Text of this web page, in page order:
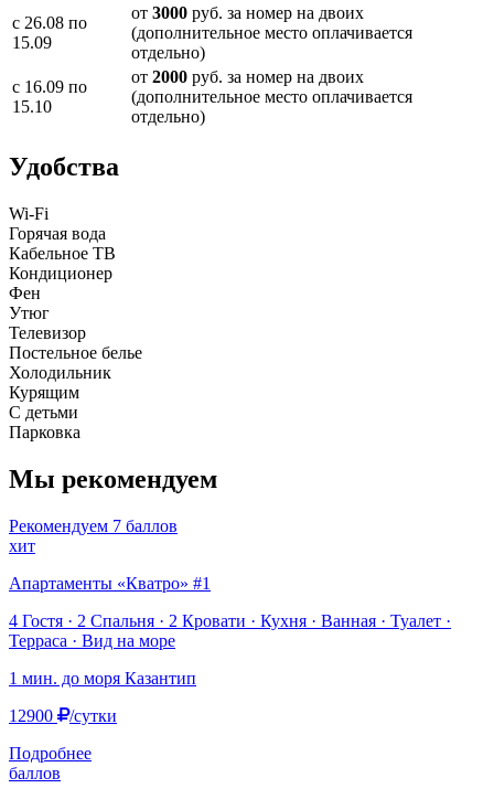
с 26.08 по
15.09
от 3000 руб. за номер на двоих
(дополнительное место оплачивается
отдельно)
с 16.09 по
15.10
от 2000 руб. за номер на двоих
(дополнительное место оплачивается
отдельно)
Удобства
Wi-Fi
Горячая вода
Кабельное ТВ
Кондиционер
Фен
Утюг
Телевизор
Постельное белье
Холодильник
Курящим
С детьми
Парковка
Мы рекомендуем
Рекомендуем 7 баллов
хит
Апартаменты «Кватро» #1
4 Гостя · 2 Спальня · 2 Кровати · Кухня · Ванная · Туалет ·
Терраса · Вид на море
1 мин. до моря Казантип
12900
/сутки
Подробнее
баллов